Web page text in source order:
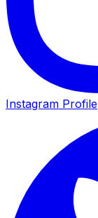
Instagram Profile